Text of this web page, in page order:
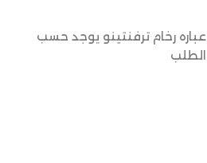
عباره رخام ترفنتينو يوجد حسب
الطلب